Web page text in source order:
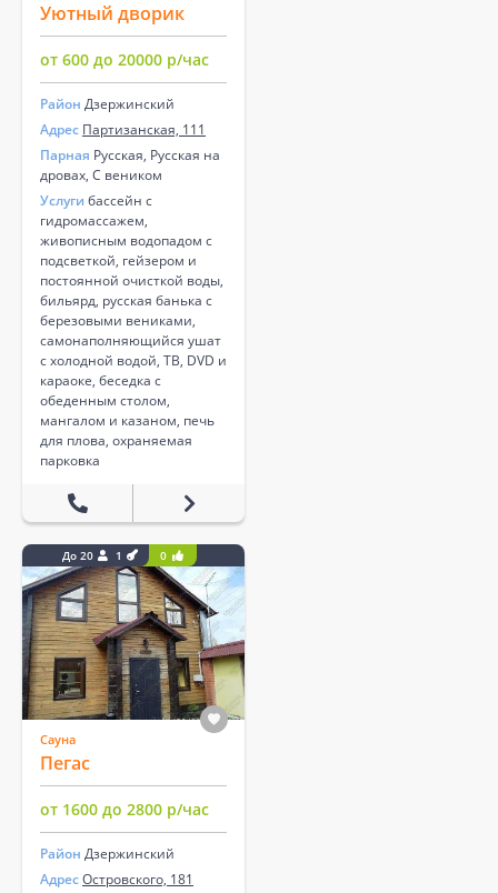
Уютный дворик
от 600 до 20000 р/час
Район Дзержинский
Адрес Партизанская, 111
Парная Русская, Русская на
дровах, С веником
Услуги бассейн с
гидромассажем,
живописным водопадом с
подсветкой, гейзером и
постоянной очисткой воды,
бильярд, русская банька с
березовыми вениками,
самонаполняющийся ушат
с холодной водой, ТВ, DVD и
караоке, беседка с
обеденным столом,
мангалом и казаном, печь
для плова, охраняемая
парковка
До 20 1 0
Сауна
Пегас
от 1600 до 2800 р/час
Район Дзержинский
АдресОстровского, 181